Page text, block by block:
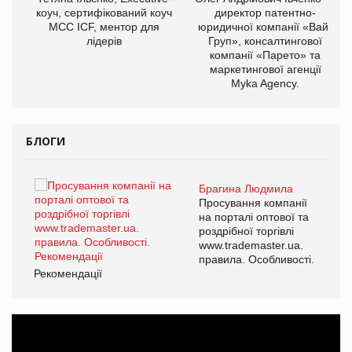
коуч, сертифікований коуч
МСС ICF, ментор для
лідерів
директор патентно-
юридичної компанії «Вайз
Груп», консалтингової
компанії «Парето» та
маркетингової агенції
Myka Agency.
БЛОГИ
Брагина Людмила
Просування компанії
на порталі оптової та
роздрібної торгівлі
www.trademaster.ua.
правила. Особливості.
Рекомендації